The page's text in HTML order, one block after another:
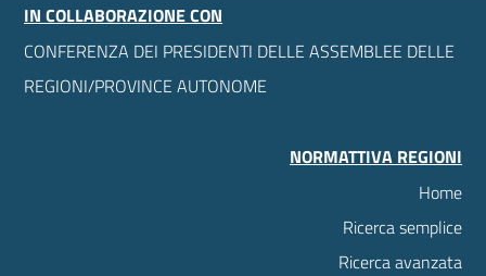
IN COLLABORAZIONE CON
CONFERENZA DEI PRESIDENTI DELLE ASSEMBLEE DELLE
REGIONI/PROVINCE AUTONOME
NORMATTIVA REGIONI
Home
Ricerca semplice
Ricerca avanzata